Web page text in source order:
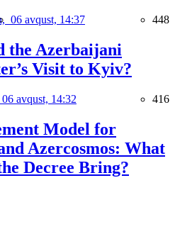
06 avqust, 14:37 448
the Azerbaijani
Visit to Kyiv?
06 avqust, 14:32 416
Model for
Azercosmos: What
Decree Bring?